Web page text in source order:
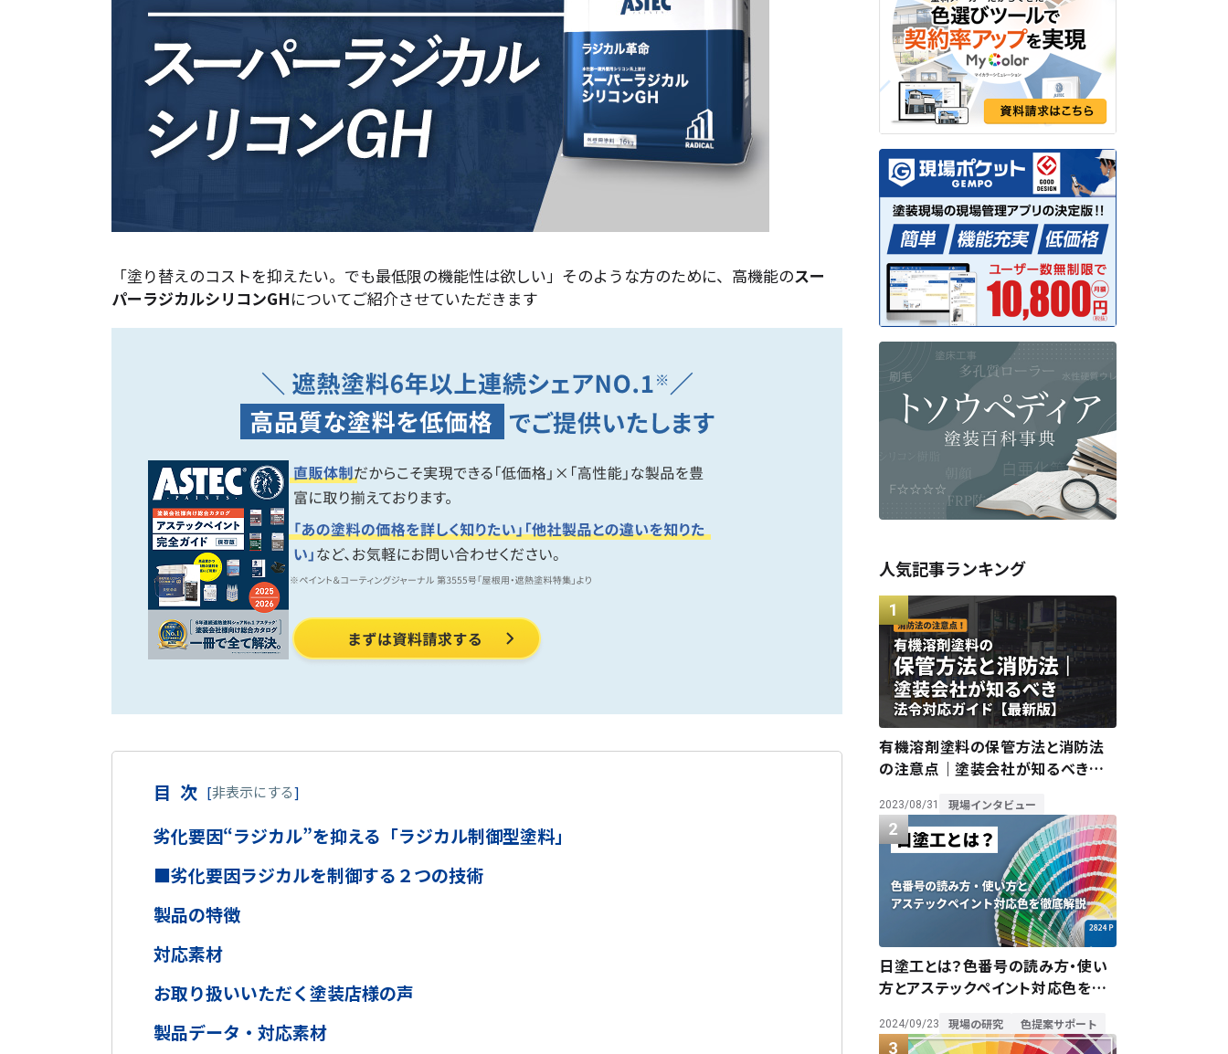
「塗り替えのコストを抑えたい。でも最低限の機能性は欲しい」そのような方のために、高機能のスー
パーラジカルシリコンGHについてご紹介させていただきます
目次 [非表示にする]
劣化要因“ラジカル”を抑える「ラジカル制御型塗料」
■劣化要因ラジカルを制御する２つの技術
製品の特徴
対応素材
お取り扱いいただく塗装店様の声
製品データ・対応素材
人気記事ランキング
有機溶剤塗料の保管方法と消防法
の注意点｜塗装会社が知るべき法
2023/08/31 現場インタビュー
日塗工とは？色番号の読み方・使い
方とアステックペイント対応色を徹
2024/09/23 現場の研究 色提案サポート